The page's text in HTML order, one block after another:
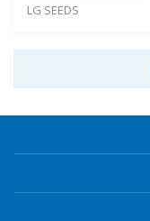
LG SEEDS